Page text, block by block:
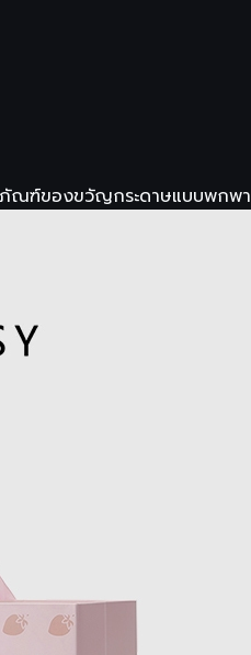
ณฑ์ของขวัญกระดาษแบบพกพา